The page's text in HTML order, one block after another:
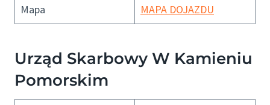
Mapa MAPA DOJAZDU
Urząd Skarbowy W Kamieniu
Pomorskim